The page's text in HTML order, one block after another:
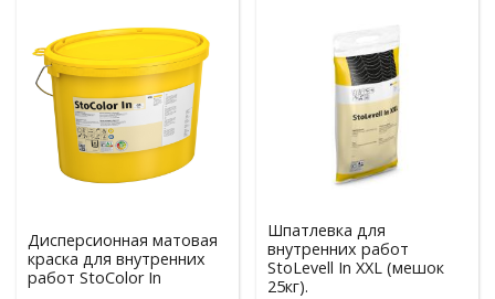
Дисперсионная матовая
краска для внутренних
работ StoColor In
Шпатлевка для
внутренних работ
StoLevell In XXL (мешок
25кг).